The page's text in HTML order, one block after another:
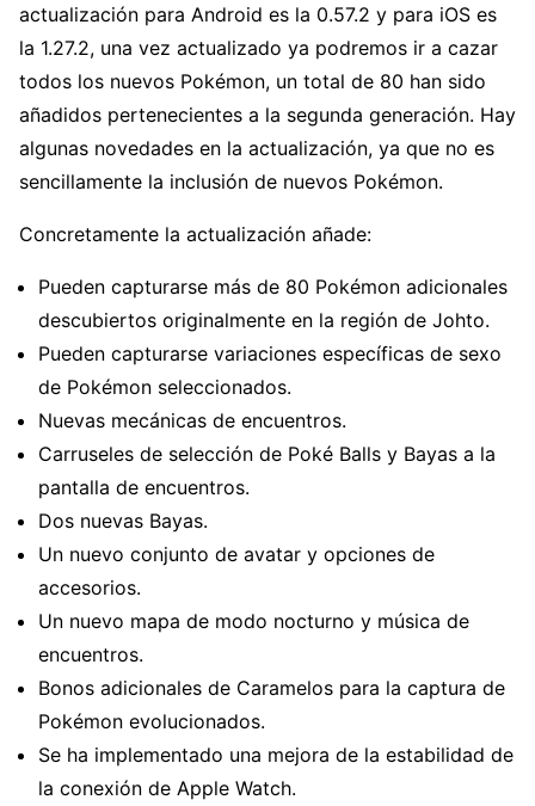
actualización para Android es la 0.57.2 y para iOS es
la 1.27.2, una vez actualizado ya podremos ir a cazar
todos los nuevos Pokémon, un total de 80 han sido
añadidos pertenecientes a la segunda generación. Hay
algunas novedades en la actualización, ya que no es
sencillamente la inclusión de nuevos Pokémon.
Concretamente la actualización añade:
Pueden capturarse más de 80 Pokémon adicionales
descubiertos originalmente en la región de Johto.
Pueden capturarse variaciones específicas de sexo
de Pokémon seleccionados.
Nuevas mecánicas de encuentros.
Carruseles de selección de Poké Balls y Bayas a la
pantalla de encuentros.
Dos nuevas Bayas.
Un nuevo conjunto de avatar y opciones de
accesorios.
Un nuevo mapa de modo nocturno y música de
encuentros.
Bonos adicionales de Caramelos para la captura de
Pokémon evolucionados.
Se ha implementado una mejora de la estabilidad de
la conexión de Apple Watch.